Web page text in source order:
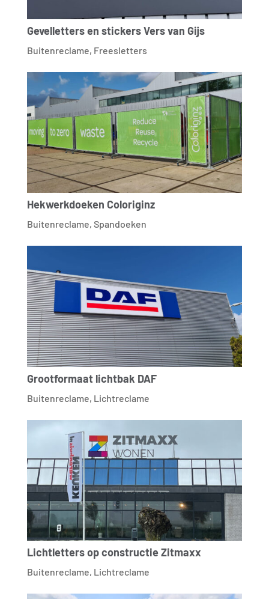
Gevelletters en stickers Vers van Gijs
Buitenreclame, Freesletters
Hekwerkdoeken Coloriginz
Buitenreclame, Spandoeken
Grootformaat lichtbak DAF
Buitenreclame, Lichtreclame
Lichtletters op constructie Zitmaxx
Buitenreclame, Lichtreclame